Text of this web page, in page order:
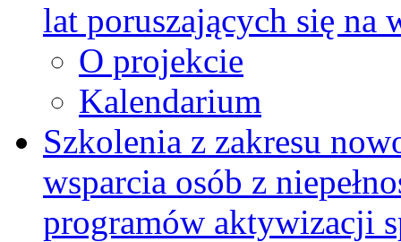
lat poruszających się
O projekcie
Kalendarium
Szkolenia z zakresu
wsparcia osób z
programów aktywizacji